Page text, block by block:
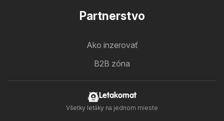
Partnerstvo
Ako inzerovať
B2B zóna
Letakomat
Všetky letáky na jednom mieste